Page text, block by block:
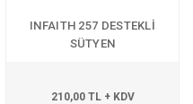
INFAITH 257 DESTEKLİ
SÜTYEN
210,00 TL + KDV